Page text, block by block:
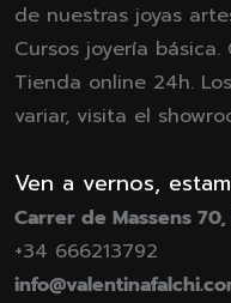
de nuestras joyas
Cursos joyería
Tienda online 24h.
variar, visita el
Ven a vernos,
Carrer de Massens
+34 666213792